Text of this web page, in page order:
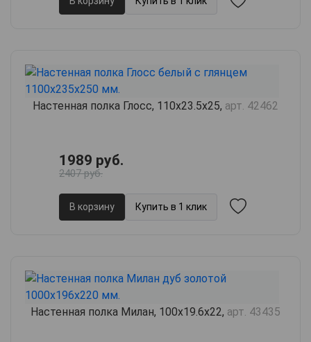
Настенная полка Глосс, 110х23.5х25, арт. 42462
1989 руб.
2407 руб.
В корзину Купить в 1 клик
Настенная полка Милан, 100х19.6х22, арт. 43435